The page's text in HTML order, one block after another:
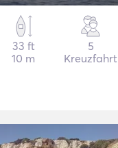
33 ft
10 m
5
Kreuzfahrt